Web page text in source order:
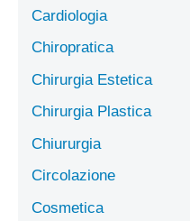
Cardiologia
Chiropratica
Chirurgia Estetica
Chirurgia Plastica
Chiururgia
Circolazione
Cosmetica